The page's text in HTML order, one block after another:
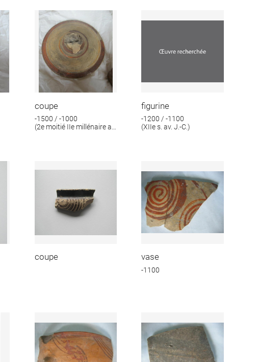
coupe
-1500 / -1000
(2e moitié IIe millénaire av.
figurine
-1200 / -1100
(XIIe s. av. J.-C.)
coupe vase
-1100